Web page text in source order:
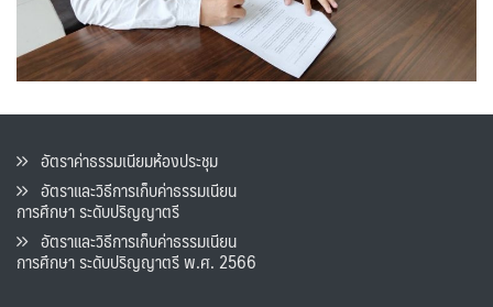
อัตราค่าธรรมเนียมห้องประชุม
อัตราและวิธีการเก็บค่าธรรมเนียน
การศึกษา ระดับปริญญาตรี
อัตราและวิธีการเก็บค่าธรรมเนียน
การศึกษา ระดับปริญญาตรี พ.ศ. 2566